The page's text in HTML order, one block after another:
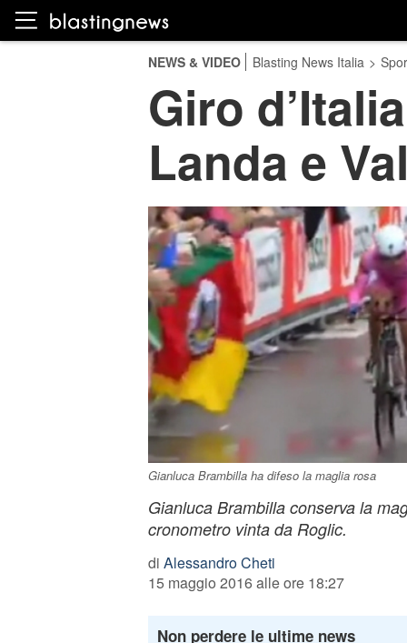
NEWS & VIDEO Blasting News Italia >
Giro
Landa e
Gianluca Brambilla ha difeso la maglia rosa
Gianluca Brambilla conserva la
cronometro vinta da Roglic.
di Alessandro Cheti
15 maggio 2016 alle ore 18:27
Non perdere le ultime news